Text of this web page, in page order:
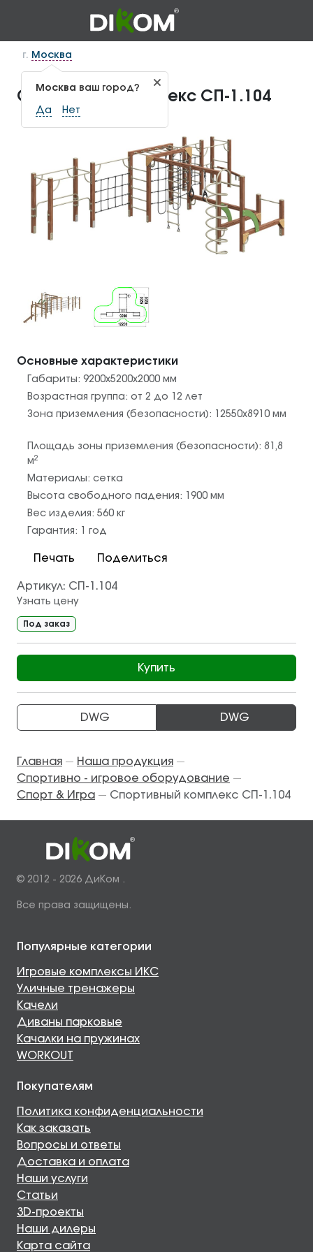
г. Москва
Москва ваш город?
Да Нет
Спортивный комплекс СП-1.104
Основные характеристики
Габариты: 9200х5200х2000 мм
Возрастная группа: от 2 до 12 лет
Зона приземления (безопасности):
12550х8910 мм
Площадь зоны приземления (безопасности): 81,8
м2
Материалы: сетка
Высота свободного падения:
1900мм
Вес изделия: 560 кг
Гарантия:
1 год
Печать Поделиться
Артикул: СП-1.104
Узнать цену
Под заказ
Купить
DWG DWG
Главная — Наша продукция —
Спортивно - игровое оборудование —
Спорт & Игра — Спортивный комплекс СП-1.104
© 2012 - 2026 ДиКом .
Все права защищены.
Популярные категории
Игровые комплексы ИКС
Уличные тренажеры
Качели
Диваны парковые
Качалки на пружинах
WORKOUT
Покупателям
Политика конфиденциальности
Как заказать
Вопросы и ответы
Доставка и оплата
Наши услуги
Статьи
3D-проекты
Наши дилеры
Карта сайта